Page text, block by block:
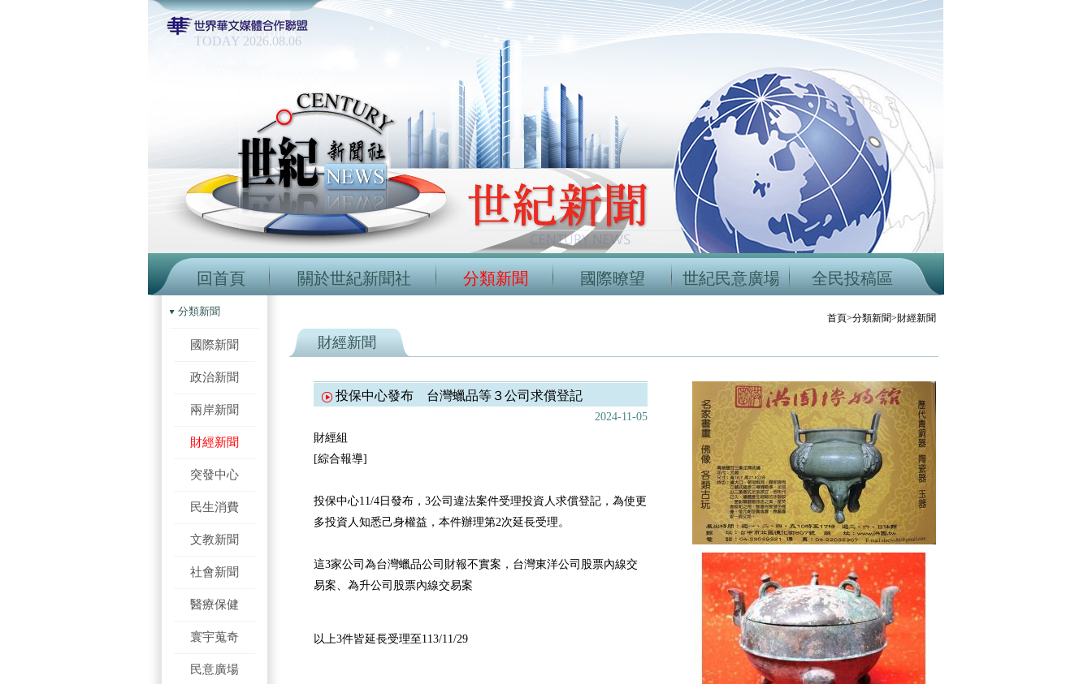
TODAY 2026.08.06
回首頁 關於世紀新聞社 分類新聞 國際暸望 世紀民意廣場 全民投稿區
分類新聞
國際新聞
政治新聞
兩岸新聞
財經新聞
突發中心
民生消費
文教新聞
社會新聞
醫療保健
寰宇蒐奇
民意廣場
首頁>分類新聞>財經新聞
財經新聞
投保中心發布 台灣蠟品等３公司求償登記
2024-11-05
財經組
[綜合報導]
投保中心11/4日發布，3公司違法案件受理投資人求償登記，為使更
多投資人知悉己身權益，本件辦理第2次延長受理。
這3家公司為台灣蠟品公司財報不實案，台灣東洋公司股票內線交
易案、為升公司股票內線交易案
以上3件皆延長受理至113/11/29